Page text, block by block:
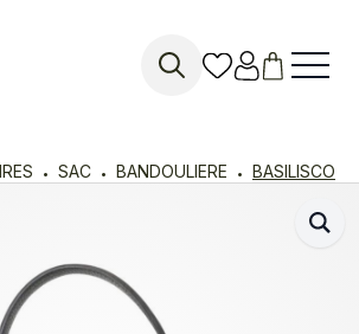
SAC BANDOULIERE BASILISCO